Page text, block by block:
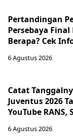
Pertandingan
Persebaya Final
Berapa? Cek
6 Agustus 2026
Catat
Juventus 2026
YouTube
6 Agustus 2026